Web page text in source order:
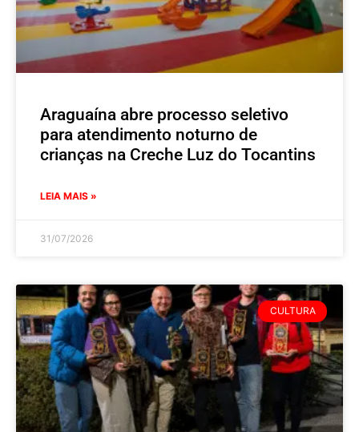
Araguaína abre processo seletivo
para atendimento noturno de
crianças na Creche Luz do Tocantins
LEIA MAIS »
31/07/2026
CULTURA